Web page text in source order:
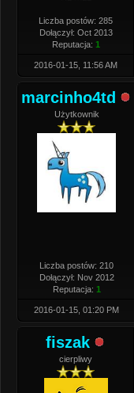
Liczba postów: 285
Dołączył: Oct 2013
Reputacja: 1
2016-01-15, 11:56 AM
marcinho4td
Użytkownik
Liczba postów: 210
Dołączył: Nov 2012
Reputacja: 1
2016-01-15, 01:20 PM
fiszak
cierpliwy